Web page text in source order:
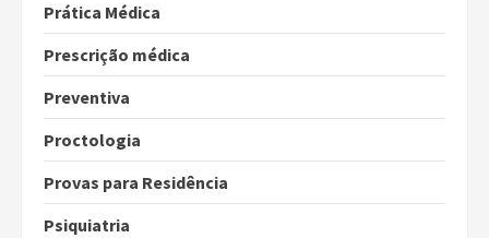
Prática Médica
Prescrição médica
Preventiva
Proctologia
Provas para Residência
Psiquiatria